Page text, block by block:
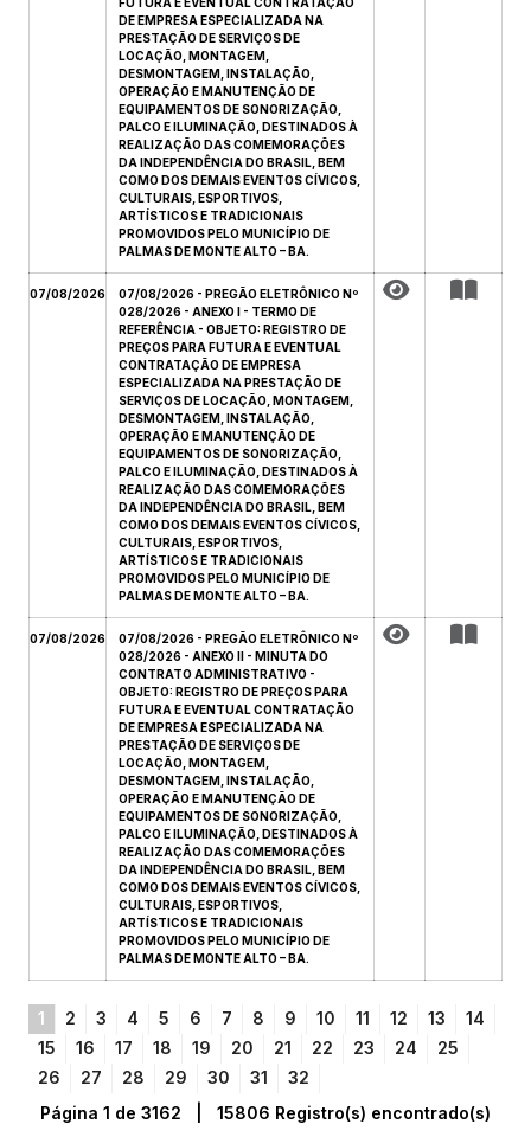
DE EMPRESA ESPECIALIZADA NA
PRESTAÇÃO DE SERVIÇOS DE
LOCAÇÃO, MONTAGEM,
DESMONTAGEM, INSTALAÇÃO,
OPERAÇÃO E MANUTENÇÃO DE
EQUIPAMENTOS DE SONORIZAÇÃO,
PALCO E ILUMINAÇÃO, DESTINADOS À
REALIZAÇÃO DAS COMEMORAÇÕES
DA INDEPENDÊNCIA DO BRASIL, BEM
COMO DOS DEMAIS EVENTOS CÍVICOS,
CULTURAIS, ESPORTIVOS,
ARTÍSTICOS E TRADICIONAIS
PROMOVIDOS PELO MUNICÍPIO DE
PALMAS DE MONTE ALTO – BA.
07/08/2026
07/08/2026 - PREGÃO ELETRÔNICO Nº
028/2026 - ANEXO I - TERMO DE
REFERÊNCIA - OBJETO: REGISTRO DE
PREÇOS PARA FUTURA E EVENTUAL
CONTRATAÇÃO DE EMPRESA
ESPECIALIZADA NA PRESTAÇÃO DE
SERVIÇOS DE LOCAÇÃO, MONTAGEM,
DESMONTAGEM, INSTALAÇÃO,
OPERAÇÃO E MANUTENÇÃO DE
EQUIPAMENTOS DE SONORIZAÇÃO,
PALCO E ILUMINAÇÃO, DESTINADOS À
REALIZAÇÃO DAS COMEMORAÇÕES
DA INDEPENDÊNCIA DO BRASIL, BEM
COMO DOS DEMAIS EVENTOS CÍVICOS,
CULTURAIS, ESPORTIVOS,
ARTÍSTICOS E TRADICIONAIS
PROMOVIDOS PELO MUNICÍPIO DE
PALMAS DE MONTE ALTO – BA.
07/08/2026
07/08/2026 - PREGÃO ELETRÔNICO Nº
028/2026 - ANEXO II - MINUTA DO
CONTRATO ADMINISTRATIVO -
OBJETO: REGISTRO DE PREÇOS PARA
FUTURA E EVENTUAL CONTRATAÇÃO
DE EMPRESA ESPECIALIZADA NA
PRESTAÇÃO DE SERVIÇOS DE
LOCAÇÃO, MONTAGEM,
DESMONTAGEM, INSTALAÇÃO,
OPERAÇÃO E MANUTENÇÃO DE
EQUIPAMENTOS DE SONORIZAÇÃO,
PALCO E ILUMINAÇÃO, DESTINADOS À
REALIZAÇÃO DAS COMEMORAÇÕES
DA INDEPENDÊNCIA DO BRASIL, BEM
COMO DOS DEMAIS EVENTOS CÍVICOS,
CULTURAIS, ESPORTIVOS,
ARTÍSTICOS E TRADICIONAIS
PROMOVIDOS PELO MUNICÍPIO DE
PALMAS DE MONTE ALTO – BA.
1 2 3 4 5 6 7 8 9 10 11 12 13
14
15
16 17 18 19 20 21 22 23 24
25
26
27 28 29 30 31 32
Página 1 de 3162 | 15806 Registro(s) encontrado(s)